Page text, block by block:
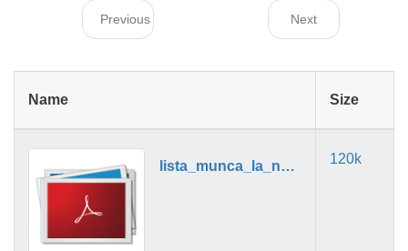
Previous Next
Name Size
lista_munca_la_negru_01_2018.pdf 120k